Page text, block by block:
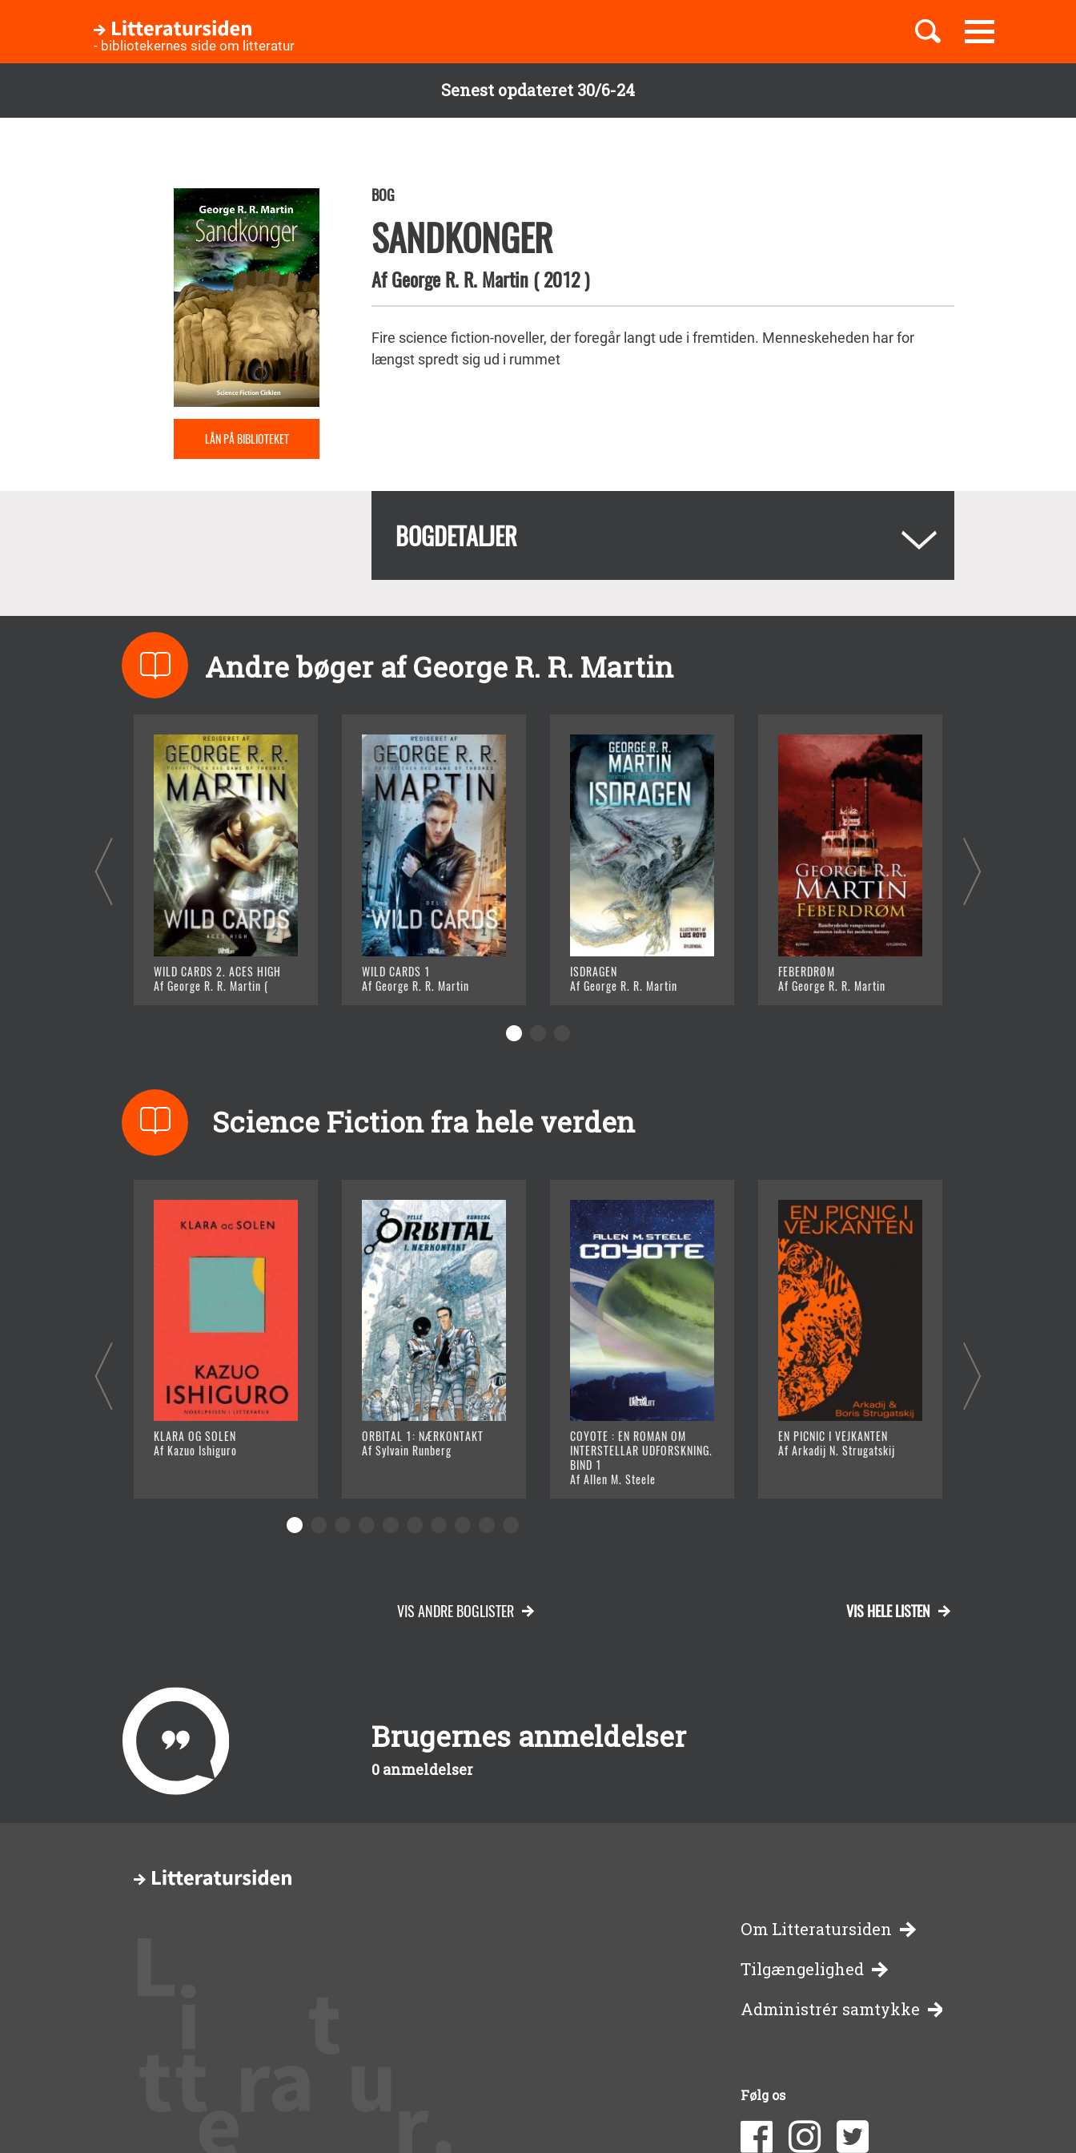
Senest opdateret 30/6-24
Toggle
navigation
- bibliotekernes side om litteratur
Børnebøger
Temaer
LÅN PÅ BIBLIOTEKET
BOG
SANDKONGER
AfGeorge R. R. Martin(2012)
Fire science fiction-noveller, der foregår langt ude i fremtiden. Menneskeheden har for
længst spredt sig ud i rummet
BOGDETALJER
Andre bøger af George R. R. Martin
WILD CARDS 2. ACES HIGH
Af George R. R. Martin (
WILD CARDS 1
Af George R. R. Martin
ISDRAGEN
Af George R. R. Martin
FEBERDRØM
Af George R. R. Martin
Science Fiction fra hele verden
KLARA OG SOLEN
Af Kazuo Ishiguro
ORBITAL 1: NÆRKONTAKT
Af Sylvain Runberg
COYOTE : EN ROMAN OM
INTERSTELLAR UDFORSKNING.
BIND 1
Af Allen M. Steele
EN PICNIC I VEJKANTEN
Af Arkadij N. Strugatskij
VIS HELE LISTEN
VIS ANDRE BOGLISTER
Brugernes anmeldelser
0 anmeldelser
-
bibliotekernes
om
litteratur
Om Litteratursiden
Tilgængelighed
Administrér samtykke
Følg os